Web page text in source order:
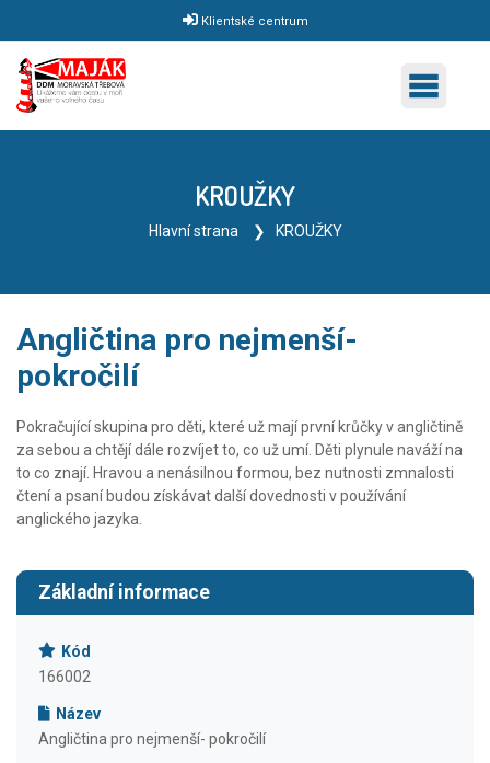
Klientské centrum
KROUŽKY
Hlavní strana KROUŽKY
Angličtina pro nejmenší-
pokročilí
Pokračující skupina pro děti, které už mají první krůčky v angličtině
za sebou a chtějí dále rozvíjet to, co už umí. Děti plynule naváží na
to co znají. Hravou a nenásilnou formou, bez nutnosti zmnalosti
čtení a psaní budou získávat další dovednosti v používání
anglického jazyka.
Základní informace
Kód
166002
Název
Angličtina pro nejmenší- pokročilí